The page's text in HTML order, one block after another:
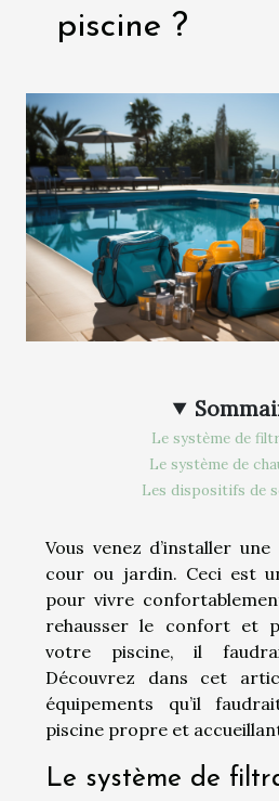
piscine ?
Le système de
Le système de
Les dispositifs de
Vous venez d’installer
cour ou jardin. Ceci est
pour vivre
rehausser le confort et
votre piscine, il
Découvrez dans cet
équipements qu’il
piscine propre et
Le système de